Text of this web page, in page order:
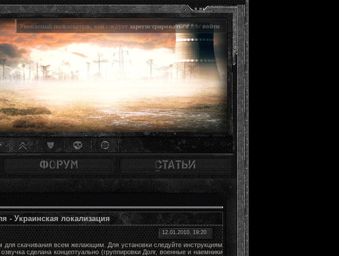
Уважаемый пользователь, вам следуетзарегистрироваться или войти
- Украинская локализация
12.01.2010, 19:20
скачивания всем желающим. Для установки следуйте инструкциям
сделана концептуально (группировки Долг, военные и наемники